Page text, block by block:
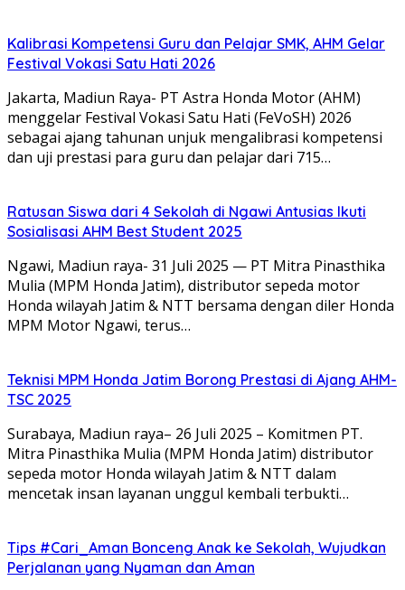
Kalibrasi Kompetensi Guru dan Pelajar SMK, AHM Gelar
Festival Vokasi Satu Hati 2026
Jakarta, Madiun Raya- PT Astra Honda Motor (AHM)
menggelar Festival Vokasi Satu Hati (FeVoSH) 2026
sebagai ajang tahunan unjuk mengalibrasi kompetensi
dan uji prestasi para guru dan pelajar dari 715…
Ratusan Siswa dari 4 Sekolah di Ngawi Antusias Ikuti
Sosialisasi AHM Best Student 2025
Ngawi, Madiun raya- 31 Juli 2025 — PT Mitra Pinasthika
Mulia (MPM Honda Jatim), distributor sepeda motor
Honda wilayah Jatim & NTT bersama dengan diler Honda
MPM Motor Ngawi, terus…
Teknisi MPM Honda Jatim Borong Prestasi di Ajang AHM-
TSC 2025
Surabaya, Madiun raya– 26 Juli 2025 – Komitmen PT.
Mitra Pinasthika Mulia (MPM Honda Jatim) distributor
sepeda motor Honda wilayah Jatim & NTT dalam
mencetak insan layanan unggul kembali terbukti…
Tips #Cari_Aman Bonceng Anak ke Sekolah, Wujudkan
Perjalanan yang Nyaman dan Aman